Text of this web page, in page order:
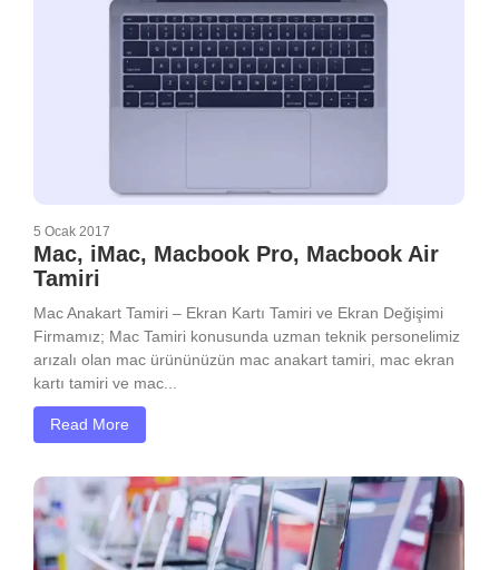
5 Ocak 2017
Mac, iMac, Macbook Pro, Macbook Air
Tamiri
Mac Anakart Tamiri – Ekran Kartı Tamiri ve Ekran Değişimi
Firmamız; Mac Tamiri konusunda uzman teknik personelimiz
arızalı olan mac ürününüzün mac anakart tamiri, mac ekran
kartı tamiri ve mac...
Read More